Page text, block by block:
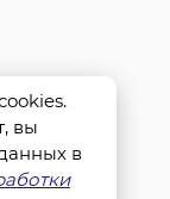
вы
в